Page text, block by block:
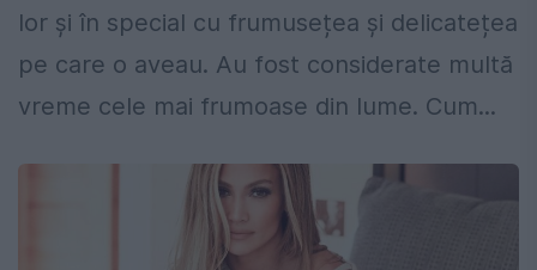
lor și în special cu frumusețea și delicatețea
pe care o aveau. Au fost considerate multă
vreme cele mai frumoase din lume. Cum...